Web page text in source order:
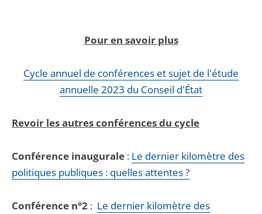
Pour en savoir plus
Cycle annuel de conférences et sujet de l'étude
annuelle 2023 du Conseil d'État
Revoir les autres conférences du cycle
Conférence inaugurale : Le dernier kilomètre des
politiques publiques : quelles attentes ?
Conférence n°2 : Le dernier kilomètre des